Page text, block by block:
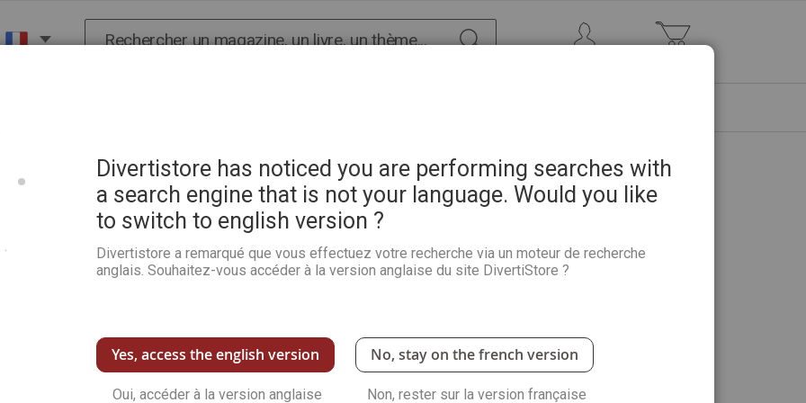
Peinture, sculpture, gravure, dessin
TELECHARGEMENT - Pratique des Arts 140 - Peinture,
sculpture, gravure, dessin
Soyez le premier à commenter ce produit
artistiques et aborde les questions techniques du peintre : les secrets d’une scène de vie réussie,
apprivoiser les couleurs chaudes, apporter de la texture, ou encore composer un paysage et
bons gestes et secrets des artistes contemporains.
Divertistore has noticed you are performing searches with
a search engine that is not your language. Would you like
to switch to english version ?
Divertistore a remarqué que vous effectuez votre recherche via un moteur de recherche
anglais. Souhaitez-vous accéder à la version anglaise du site DivertiStore ?
Yes, access the english version
Oui, accéder à la version anglaise
No, stay on the french version
Non, rester sur la version française